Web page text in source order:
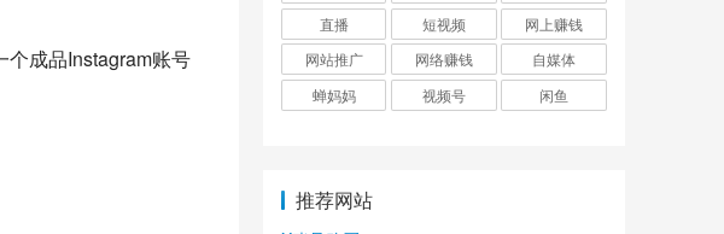
成品Instagram账号
直播
短视频
网上赚钱
网站推广
网络赚钱
自媒体
蝉妈妈
视频号 闲鱼
推荐网站